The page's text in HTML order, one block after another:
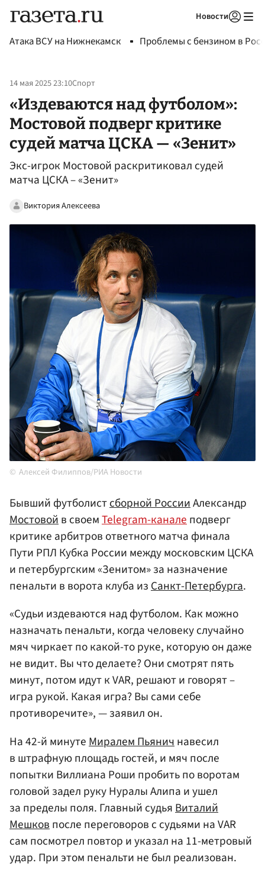
Новости
Атака ВСУ на Нижнекамск Проблемы с бензином в
14 мая 2025 23:10Спорт
«Издеваются над футболом»:
Мостовой подверг критике
судей матча ЦСКА — «Зенит»
Экс-игрок Мостовой раскритиковал судей
матча ЦСКА – «Зенит»
Виктория Алексеева
Алексей Филиппов/РИА Новости
Бывший футболистсборной РоссииАлександр
Мостовойв своемTelegram-каналеподверг
критике арбитров ответного матча финала
Пути РПЛ Кубка России между московским ЦСКА
и петербургским «Зенитом» за назначение
пенальти в ворота клуба изСанкт-Петербурга.
«Судьи издеваются над футболом. Как можно
назначать пенальти, когда человеку случайно
мяч чиркает по какой-то руке, которую он даже
не видит. Вы что делаете? Они смотрят пять
минут, потом идут к VAR, решают и говорят –
игра рукой. Какая игра? Вы сами себе
противоречите», — заявил он.
На 42-й минуте Миралем Пьянич навесил
в штрафную площадь гостей, и мяч после
попытки Виллиана Роши пробить по воротам
головой задел руку Нуралы Алипа и ушел
за пределы поля. Главный судья Виталий
Мешков после переговоров с судьями на VAR
сам посмотрел повтор и указал на 11-метровый
удар. При этом пенальти не был реализован.